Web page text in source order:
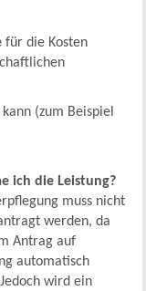
für die Kosten
(zum Beispiel
ich die Leistung?
muss nicht
werden, da
Antrag auf
automatisch
wird ein